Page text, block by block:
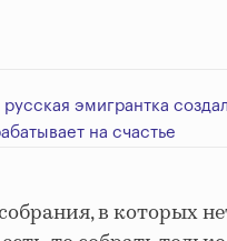
русская эмигрантка
на счастье
в которых